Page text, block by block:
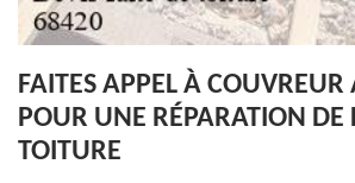
FAITES APPEL À COUVREUR
POUR UNE RÉPARATION DE
TOITURE